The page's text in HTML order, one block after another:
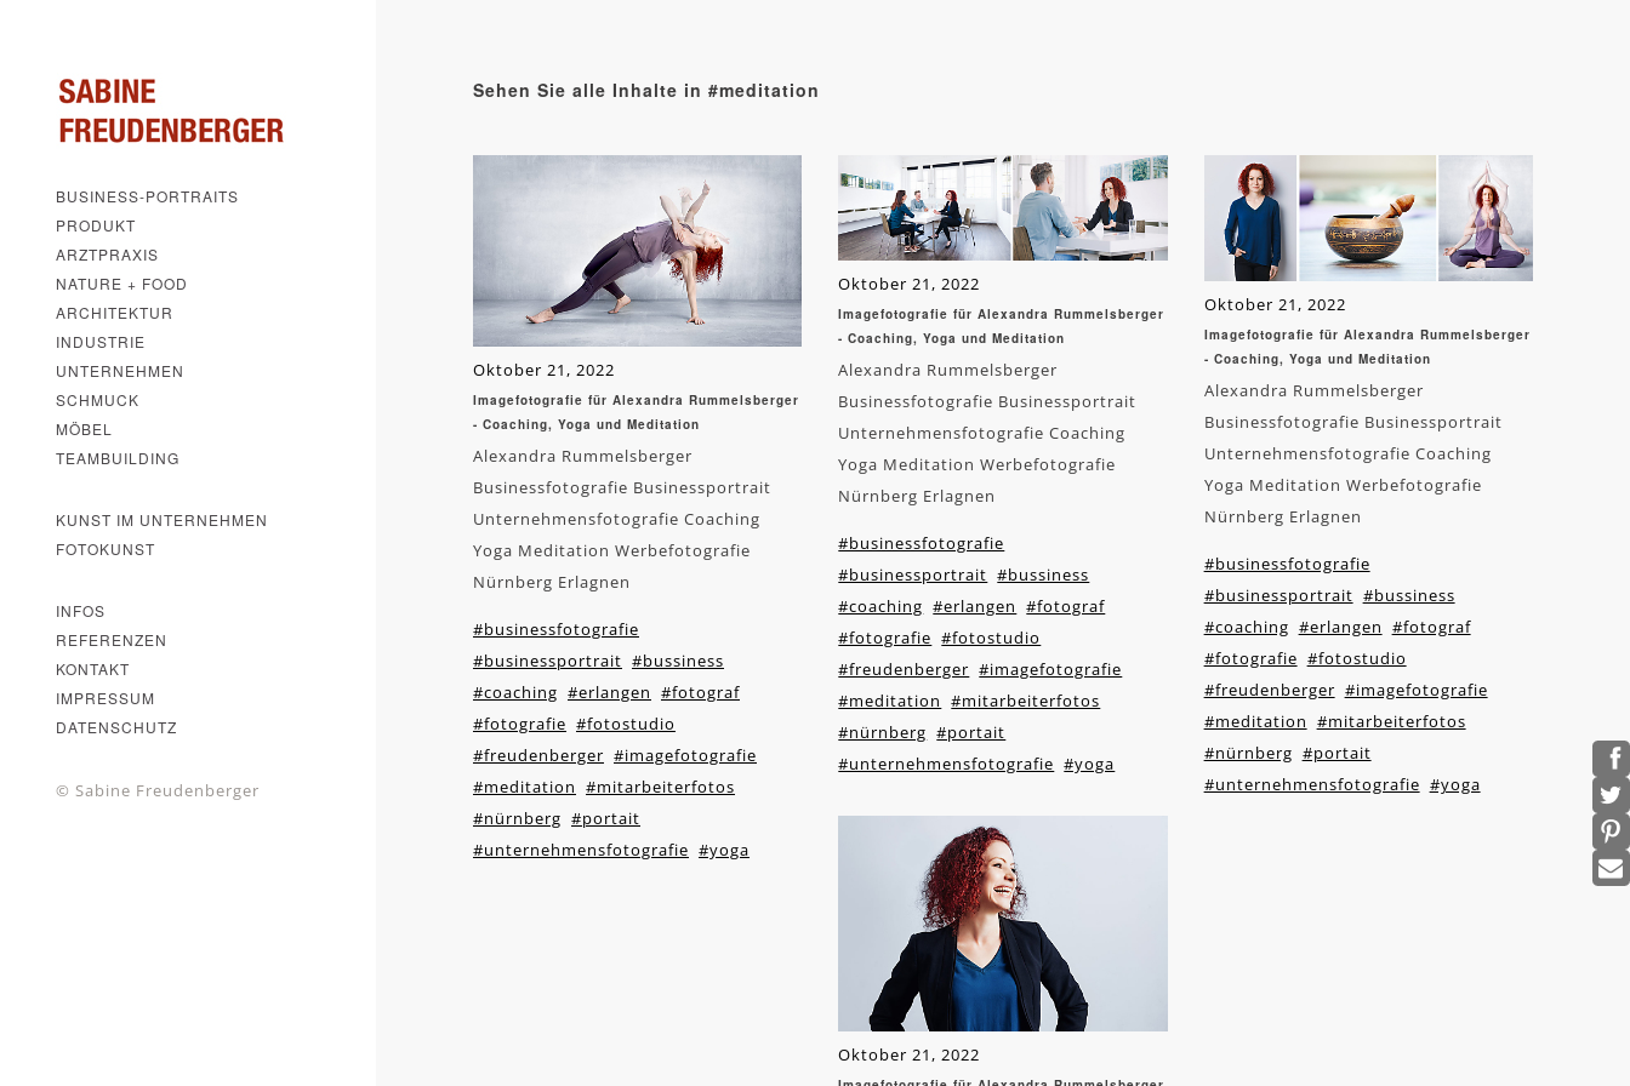
BUSINESS-PORTRAITS
PRODUKT
ARZTPRAXIS
NATURE + FOOD
ARCHITEKTUR
INDUSTRIE
UNTERNEHMEN
SCHMUCK
MÖBEL
TEAMBUILDING
KUNST IM UNTERNEHMEN
FOTOKUNST
INFOS
REFERENZEN
KONTAKT
IMPRESSUM
DATENSCHUTZ
© Sabine Freudenberger
Sehen Sie alle Inhalte in #meditation
Oktober 21, 2022
Imagefotografie für Alexandra Rummelsberger
- Coaching, Yoga und Meditation
Alexandra Rummelsberger
Businessfotografie Businessportrait
Unternehmensfotografie Coaching
Yoga Meditation Werbefotografie
Nürnberg Erlagnen
#businessfotografie
#businessportrait #bussiness
#coaching #erlangen #fotograf
#fotografie #fotostudio
#freudenberger #imagefotografie
#meditation #mitarbeiterfotos
#nürnberg #portait
#unternehmensfotografie #yoga
Oktober 21, 2022
Imagefotografie für Alexandra Rummelsberger
- Coaching, Yoga und Meditation
Alexandra Rummelsberger
Businessfotografie Businessportrait
Unternehmensfotografie Coaching
Yoga Meditation Werbefotografie
Nürnberg Erlagnen
#businessfotografie
#businessportrait #bussiness
#coaching #erlangen #fotograf
#fotografie #fotostudio
#freudenberger #imagefotografie
#meditation #mitarbeiterfotos
#nürnberg #portait
#unternehmensfotografie #yoga
Oktober 21, 2022
Oktober 21, 2022
Imagefotografie für Alexandra Rummelsberger
- Coaching, Yoga und Meditation
Alexandra Rummelsberger
Businessfotografie Businessportrait
Unternehmensfotografie Coaching
Yoga Meditation Werbefotografie
Nürnberg Erlagnen
#businessfotografie
#businessportrait #bussiness
#coaching #erlangen #fotograf
#fotografie #fotostudio
#freudenberger #imagefotografie
#meditation #mitarbeiterfotos
#nürnberg #portait
#unternehmensfotografie #yoga